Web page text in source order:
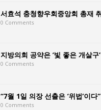
서효석 충청향우회중앙회 총재
0 Comments
지방의회 공약은 ‘빛 좋은 개살구
0 Comments
“7월 1일 의장 선출은 ‘위법’이다”
0 Comments